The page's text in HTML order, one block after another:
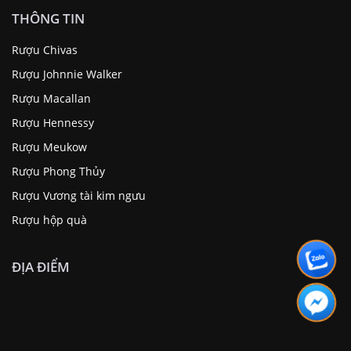
THÔNG TIN
Rượu Chivas
Rượu Johnnie Walker
Rượu Macallan
Rượu Hennessy
Rượu Meukow
Rượu Phong Thủy
Rượu Vương tài kim ngưu
Rượu hộp quà
ĐỊA ĐIỂM